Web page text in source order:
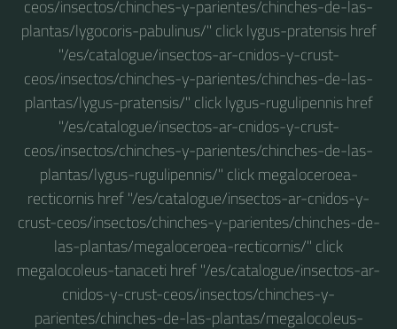
ceos/insectos/chinches-y-parientes/chinches-de-las-
plantas/lygocoris-pabulinus/" click lygus-pratensis href
"/es/catalogue/insectos-ar-cnidos-y-crust-
ceos/insectos/chinches-y-parientes/chinches-de-las-
plantas/lygus-pratensis/" click lygus-rugulipennis href
"/es/catalogue/insectos-ar-cnidos-y-crust-
ceos/insectos/chinches-y-parientes/chinches-de-las-
plantas/lygus-rugulipennis/" click megaloceroea-
recticornis href "/es/catalogue/insectos-ar-cnidos-y-
crust-ceos/insectos/chinches-y-parientes/chinches-de-
las-plantas/megaloceroea-recticornis/" click
megalocoleus-tanaceti href "/es/catalogue/insectos-ar-
cnidos-y-crust-ceos/insectos/chinches-y-
parientes/chinches-de-las-plantas/megalocoleus-